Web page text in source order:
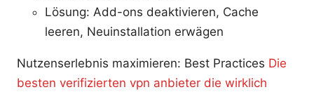
Lösung: Add-ons deaktivieren, Cache
leeren, Neuinstallation erwägen
Nutzenserlebnis maximieren: Best Practices Die
besten verifizierten vpn anbieter die wirklich